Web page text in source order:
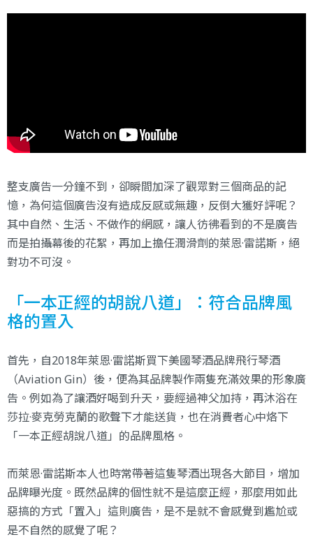
整支廣告一分鐘不到，卻瞬間加深了觀眾對三個商品的記
憶，為何這個廣告沒有造成反感或無趣，反倒大獲好評呢？
其中自然、生活、不做作的網感，讓人彷彿看到的不是廣告
而是拍攝幕後的花絮，再加上擔任潤滑劑的萊恩·雷諾斯，絕
對功不可沒。
「一本正經的胡說八道」：符合品牌風
格的置入
首先，自2018年萊恩·雷諾斯買下美國琴酒品牌飛行琴酒
（Aviation Gin） 後，便為其品牌製作兩隻充滿效果的形象廣
告。例如為了讓酒好喝到升天，要經過神父加持，再沐浴在
莎拉·麥克勞克蘭的歌聲下才能送貨，也在消費者心中烙下
「一本正經胡說八道」的品牌風格。
而萊恩·雷諾斯本人也時常帶著這隻琴酒出現各大節目，增加
品牌曝光度。既然品牌的個性就不是這麼正經，那麼用如此
惡搞的方式「置入」這則廣告，是不是就不會感覺到尷尬或
是不自然的感覺了呢？